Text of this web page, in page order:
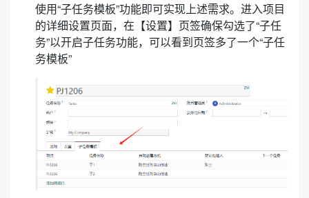
使用“子任务模板”功能即可实现上述需求。进入项目
的详细设置页面，在【设置】页签确保勾选了“子任
务”以开启子任务功能，可以看到页签多了一个“子任
务模板”